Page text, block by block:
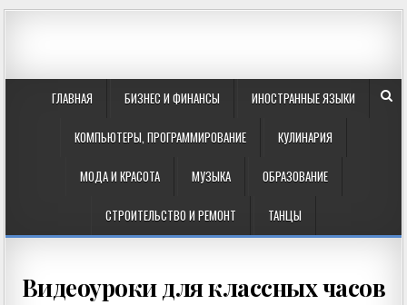
ГЛАВНАЯ БИЗНЕС И ФИНАНСЫ ИНОСТРАННЫЕ ЯЗЫКИ
КОМПЬЮТЕРЫ, ПРОГРАММИРОВАНИЕ КУЛИНАРИЯ
МОДА И КРАСОТА МУЗЫКА ОБРАЗОВАНИЕ
СТРОИТЕЛЬСТВО И РЕМОНТ ТАНЦЫ
Видеоуроки для классных часов